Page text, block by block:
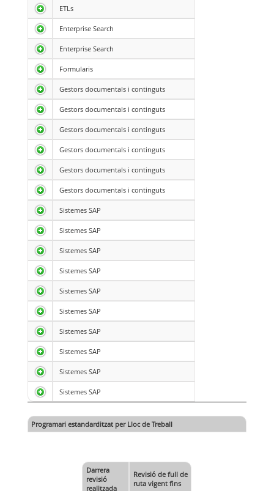
ETLs
Enterprise Search
Enterprise Search
Formularis
Gestors documentals i continguts
Gestors documentals i continguts
Gestors documentals i continguts
Gestors documentals i continguts
Gestors documentals i continguts
Gestors documentals i continguts
Sistemes SAP
Sistemes SAP
Sistemes SAP
Sistemes SAP
Sistemes SAP
Sistemes SAP
Sistemes SAP
Sistemes SAP
Sistemes SAP
Sistemes SAP
Programari estandarditzat per Lloc de Treball
Darrera
revisió
realitzada
Revisió de full de
ruta vigent fins